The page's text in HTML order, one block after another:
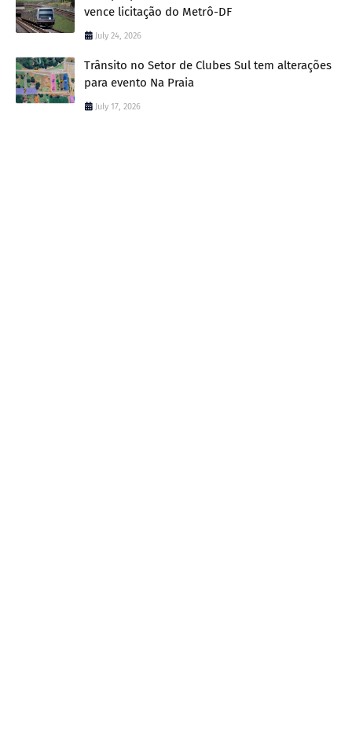
vence licitação do Metrô-DF
July 24, 2026
Trânsito no Setor de Clubes Sul tem alterações
para evento Na Praia
July 17, 2026